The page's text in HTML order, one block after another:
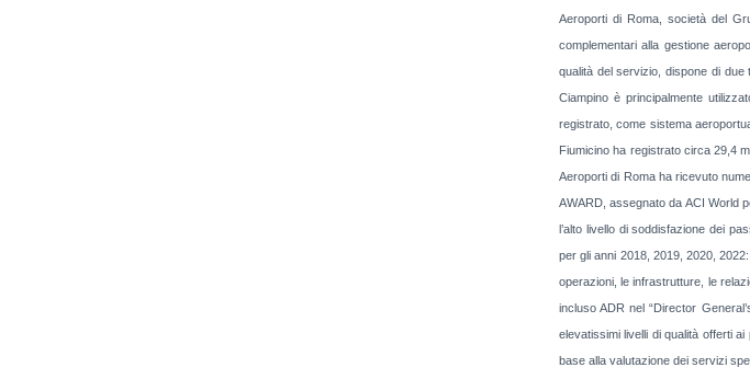
Aeroporti di Roma, società del
complementari alla gestione
qualità del servizio, dispone di due
Ciampino è principalmente
registrato, come sistema
Fiumicino ha registrato circa 29,4
Aeroporti di Roma ha ricevuto
AWARD, assegnato da ACI World
l’alto livello di soddisfazione dei
per gli anni 2018, 2019, 2020,
operazioni, le infrastrutture, le
incluso ADR nel “Director
elevatissimi livelli di qualità offerti
base alla valutazione dei servizi